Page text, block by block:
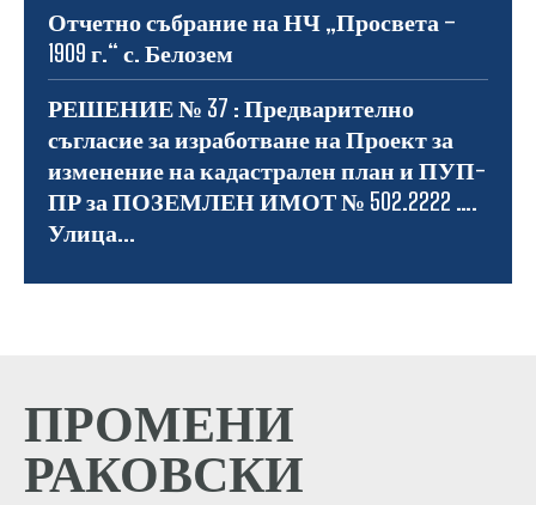
Отчетно събрание на НЧ „Просвета –
1909 г.“ с. Белозем
РЕШЕНИЕ № 37 : Предварително
съгласие за изработване на Проект за
изменение на кадастрален план и ПУП-
ПР за ПОЗЕМЛЕН ИМОТ № 502.2222 ….
Улица...
ПРОМЕНИ
РАКОВСКИ